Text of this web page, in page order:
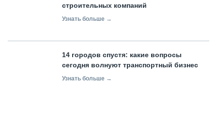
строительных компаний
Узнать больше →
14 городов спустя: какие вопросы
сегодня волнуют транспортный бизнес
Узнать больше →